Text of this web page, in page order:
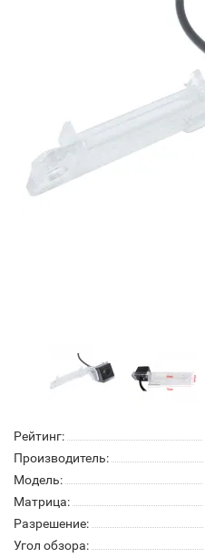
Рейтинг:
Производитель:
Модель:
Матрица:
Разрешение:
Угол обзора: